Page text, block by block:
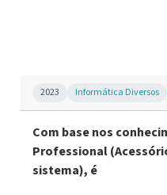
2023 Informática Diversos
Com base nos
Professional
sistema), é